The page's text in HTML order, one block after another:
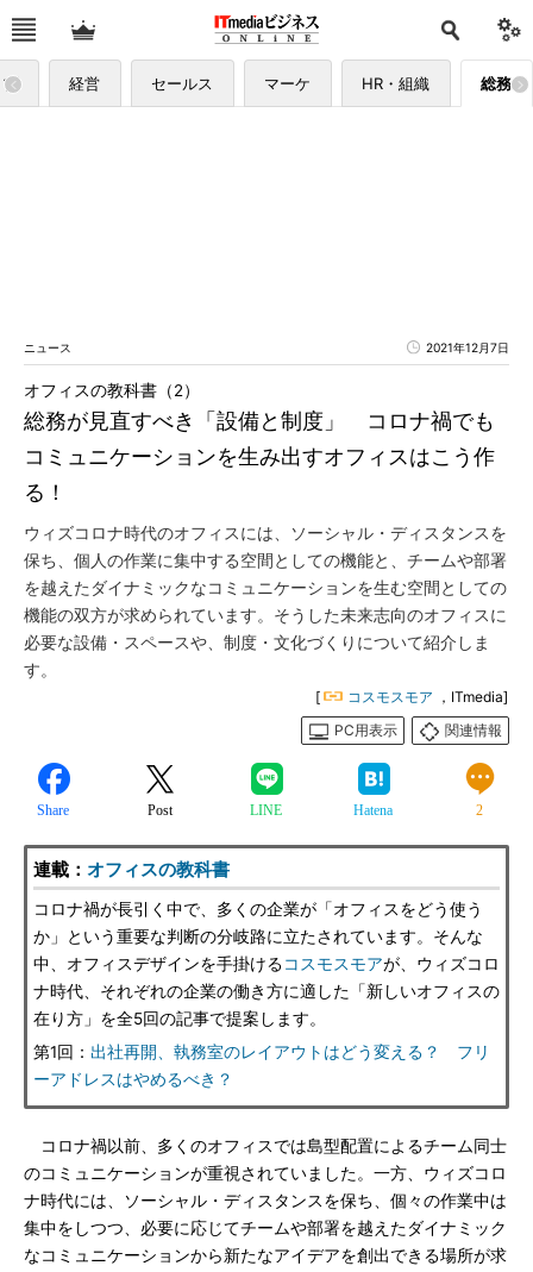
経営 セールス マーケ HR・組織 総務
ニュース 2021年12月7日
総務が見直すべき「設備と制度」 コロナ禍でも
コミュニケーションを生み出すオフィスはこう作
る！
オフィスの教科書（2）
ウィズコロナ時代のオフィスには、ソーシャル・ディスタンスを
保ち、個人の作業に集中する空間としての機能と、チームや部署
を越えたダイナミックなコミュニケーションを生む空間としての
機能の双方が求められています。そうした未来志向のオフィスに
必要な設備・スペースや、制度・文化づくりについて紹介しま
す。
[ コスモスモア ，ITmedia]
PC用表示
関連情報
Share Post LINE Hatena 2
連載： オフィスの教科書
コロナ禍が長引く中で、多くの企業が「オフィスをどう使う
か」という重要な判断の分岐路に立たされています。そんな
中、オフィスデザインを手掛けるコスモスモアが、ウィズコロ
ナ時代、それぞれの企業の働き方に適した「新しいオフィスの
在り方」を全5回の記事で提案します。
第1回： 出社再開、執務室のレイアウトはどう変える？ フリ
ーアドレスはやめるべき？
コロナ禍以前、多くのオフィスでは島型配置によるチーム同士
のコミュニケーションが重視されていました。一方、ウィズコロ
ナ時代には、ソーシャル・ディスタンスを保ち、個々の作業中は
集中をしつつ、必要に応じてチームや部署を越えたダイナミック
なコミュニケーションから新たなアイデアを創出できる場所が求